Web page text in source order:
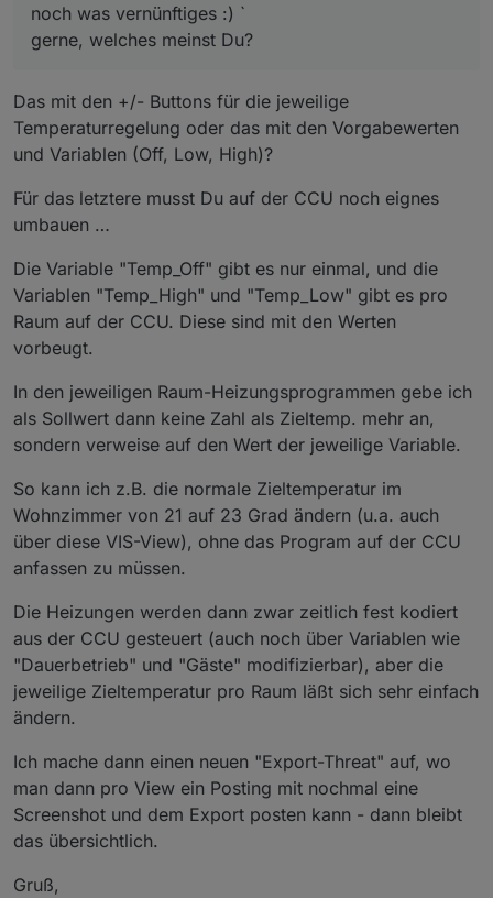
noch was vernünftiges :) `
gerne, welches meinst Du?
Das mit den +/- Buttons für die jeweilige
Temperaturregelung oder das mit den Vorgabewerten
und Variablen (Off, Low, High)?
Für das letztere musst Du auf der CCU noch eignes
umbauen …
Die Variable "Temp_Off" gibt es nur einmal, und die
Variablen "Temp_High" und "Temp_Low" gibt es pro
Raum auf der CCU. Diese sind mit den Werten
vorbeugt.
In den jeweiligen Raum-Heizungsprogrammen gebe ich
als Sollwert dann keine Zahl als Zieltemp. mehr an,
sondern verweise auf den Wert der jeweilige Variable.
So kann ich z.B. die normale Zieltemperatur im
Wohnzimmer von 21 auf 23 Grad ändern (u.a. auch
über diese VIS-View), ohne das Program auf der CCU
anfassen zu müssen.
Die Heizungen werden dann zwar zeitlich fest kodiert
aus der CCU gesteuert (auch noch über Variablen wie
"Dauerbetrieb" und "Gäste" modifizierbar), aber die
jeweilige Zieltemperatur pro Raum läßt sich sehr einfach
ändern.
Ich mache dann einen neuen "Export-Threat" auf, wo
man dann pro View ein Posting mit nochmal eine
Screenshot und dem Export posten kann - dann bleibt
das übersichtlich.
Gruß,